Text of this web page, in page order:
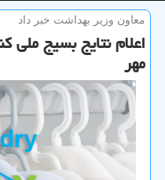
معاون وزیر بهداشت خبر داد
اعلام نتایج بسیج
مهر